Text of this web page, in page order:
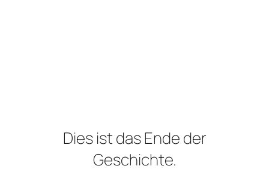
Dies ist das Ende der
Geschichte.